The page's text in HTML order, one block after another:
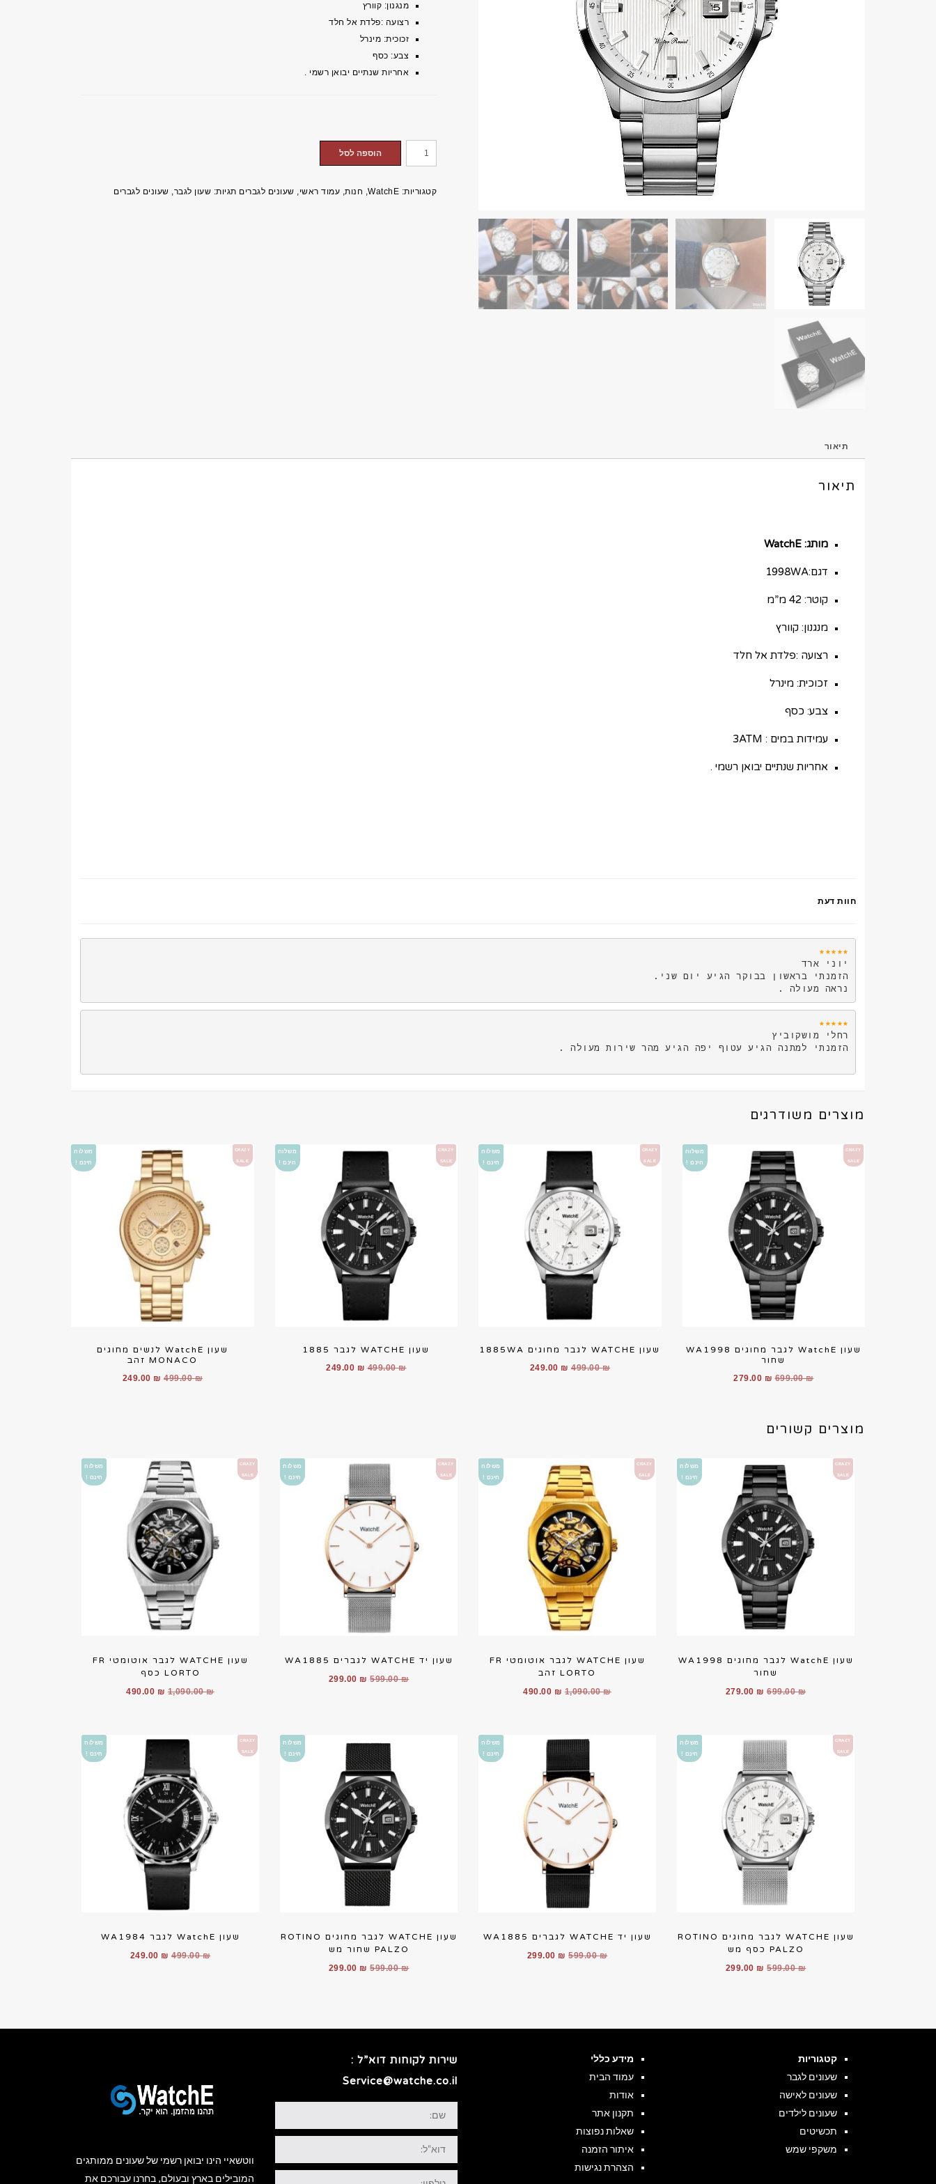
מנגנון: קוורץ
רצועה :פלדת אל חלד
זכוכית: מינרל
צבע: כסף
אחריות שנתיים יבואן רשמי .
כמות
של
WatchE
הוספה לסל
קטגוריות: WatchE
, חנות, עמוד ראשי, שעונים לגברים תגיות: שעון לגבר, שעונים לגברים
תיאור
תיאור
מותג: WatchE
דגם:1998WA
קוטר: 42 מ”מ
מנגנון: קוורץ
רצועה :פלדת אל חלד
זכוכית: מינרל
צבע: כסף
עמידות במים : 3ATM
אחריות שנתיים יבואן רשמי .
חוות דעת
★★★★★
נראה מעולה .
★★★★★
מוצרים משודרגים
CRAZY
SALE
משלוח
חינם !
שעון WatchE לגבר מחוגים WA1998
שחור
699.00₪
המחיר
699.00 ₪.
279.00 ₪
המחיר
CRAZY
SALE
משלוח
חינם !
שעון WATCHE לגבר מחוגים 1885WA
499.00₪
המחיר
249.00 ₪
המחיר
CRAZY
SALE
משלוח
חינם !
שעון WATCHE לגבר 1885
499.00₪
המחיר
249.00 ₪
המחיר
CRAZY
SALE
משלוח
חינם !
שעון WatchE לנשים מחוגים
MONACO זהב
499.00₪
המחיר
249.00 ₪
המחיר
מוצרים קשורים
CRAZY
SALE
משלוח
חינם !
שעון WatchE לגבר מחוגים WA1998
שחור
699.00₪
המחיר
699.00 ₪.
279.00 ₪
המחיר
279.00 ₪.
CRAZY
SALE
משלוח
חינם !
שעון WATCHE לגבר אוטומטי FR
LORTO זהב
1,090.00₪
המחיר
1,090.00 ₪.
490.00 ₪
המחיר
490.00 ₪.
CRAZY
SALE
משלוח
חינם !
שעון יד WATCHE לגברים WA1885
599.00₪
המחיר
299.00 ₪
המחיר
CRAZY
SALE
משלוח
חינם !
שעון WATCHE לגבר אוטומטי FR
LORTO כסף
1,090.00₪
המחיר
1,090.00 ₪.
490.00 ₪
המחיר
490.00 ₪.
CRAZY
SALE
משלוח
חינם !
שעון WATCHE לגבר מחוגים ROTINO
PALZO כסף מש
599.00₪
המחיר
299.00 ₪
המחיר
משלוח
חינם !
שעון יד WATCHE לגברים WA1885
599.00₪
המחיר
299.00 ₪
המחיר
משלוח
חינם !
שעון WATCHE לגבר מחוגים ROTINO
PALZO שחור מש
599.00₪
המחיר
299.00 ₪
המחיר
CRAZY
SALE
משלוח
חינם !
שעון WatchE לגבר WA1984
499.00₪
המחיר
249.00 ₪
המחיר
קטגוריות
שעונים לגבר
שעונים לאישה
שעונים לילדים
תכשיטים
משקפי שמש
מידע כללי
עמוד הבית
אודות
תקנון אתר
שאלות נפוצות
איתור הזמנה
הצהרת נגישות
שירות לקוחות דוא”ל :
Service@watche.co.il
ווטשאיי הינו יבואן רשמי של שעונים ממותגים
המובילים בארץ ובעולם, בחרנו עבורכם את